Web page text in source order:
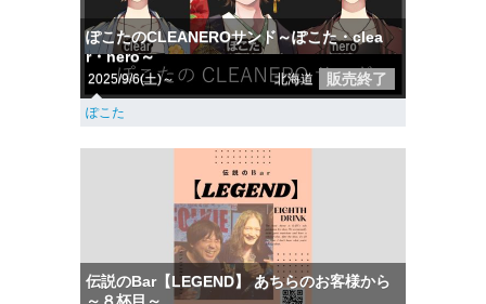
ぽこたのCLEANEROサンド～ぽこた・clea
r・nero～
2025/9/6(土)～ 北海道 販売終了
ぽこた
伝説のBar【LEGEND】 あちらのお客様から